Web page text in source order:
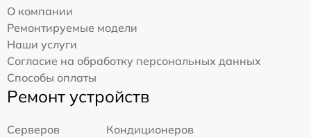
О компании
Ремонтируемые модели
Наши услуги
Согласие на обработку персональных данных
Способы оплаты
Ремонт устройств
Серверов
Кондиционеров